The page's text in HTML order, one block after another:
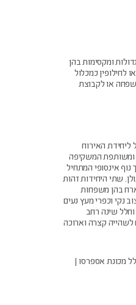
ומקסימות בהן
לחילופין כמכלול
או לקבוצת
ליחידת האירוח
המשקיפה
אינסופי המתחיל
שתי היחידות זהות
בהן משפחות
נקי וכפרי מעץ נעים
וחלל שינה רחב
קצרה וארוכה
מכונת אספרסו |